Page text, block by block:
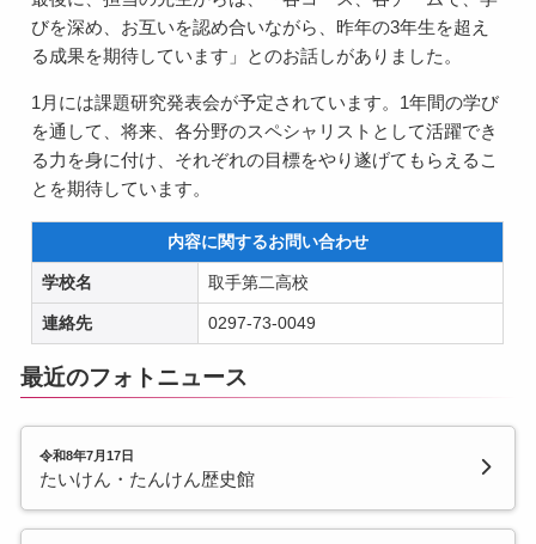
びを深め、お互いを認め合いながら、昨年の3年生を超え
る成果を期待しています」とのお話しがありました。
1月には課題研究発表会が予定されています。1年間の学び
を通して、将来、各分野のスペシャリストとして活躍でき
る力を身に付け、それぞれの目標をやり遂げてもらえるこ
とを期待しています。
内容に関するお問い合わせ
学校名 取手第二高校
連絡先 0297-73-0049
最近のフォトニュース
令和8年7月17日
たいけん・たんけん歴史館